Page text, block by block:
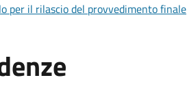
per il rilascio del provvedimento finale